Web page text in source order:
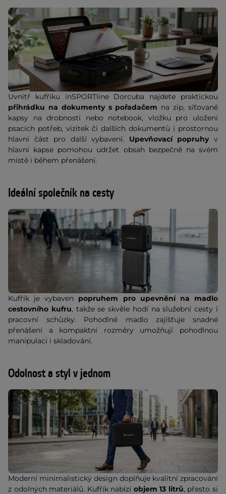
Uvnitř kufříku inSPORTline Dorcuba najdete praktickou
přihrádku na dokumenty s pořadačem na zip, síťované
kapsy na drobnosti nebo notebook, vložku pro uložení
psacích potřeb, vizitek či dalších dokumentů i prostornou
hlavní část pro další vybavení. Upevňovací popruhyv
hlavní kapse pomohou udržet obsah bezpečně na svém
místě i během přenášení.
Ideální společník na cesty
Kufřík je vybaven popruhem pro upevnění na madlo
cestovního kufru, takže se skvěle hodí na služební cesty i
pracovní schůzky. Pohodlné madlo zajišťuje snadné
přenášení a kompaktní rozměry umožňují pohodlnou
manipulaci i skladování.
Odolnost a styl v jednom
Moderní minimalistický design doplňuje kvalitní zpracování
z odolných materiálů. Kufřík nabízí objem 13 litrů, přesto si